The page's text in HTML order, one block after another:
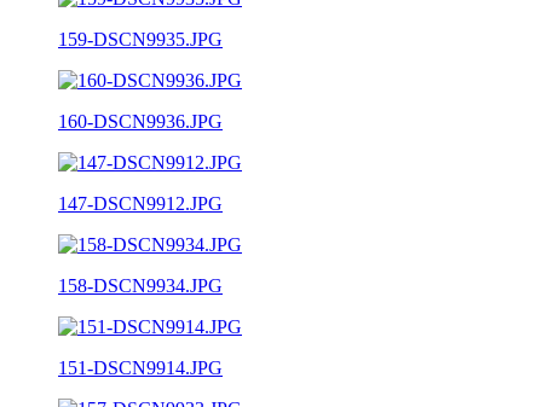
159-DSCN9935.JPG
160-DSCN9936.JPG
147-DSCN9912.JPG
158-DSCN9934.JPG
151-DSCN9914.JPG